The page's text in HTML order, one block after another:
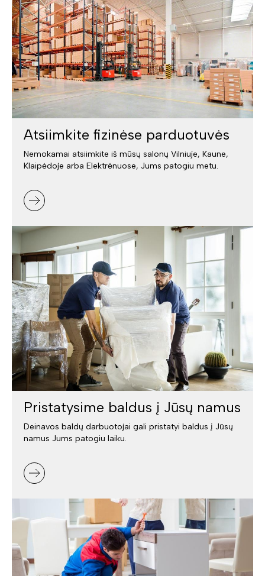
Atsiimkite fizinėse parduotuvės
Nemokamai atsiimkite iš mūsų salonų Vilniuje, Kaune,
Klaipėdoje arba Elektrėnuose, Jums patogiu metu.
Pristatysime baldus į Jūsų namus
Deinavos baldų darbuotojai gali pristatyi baldus į Jūsų
namus Jums patogiu laiku.